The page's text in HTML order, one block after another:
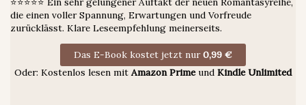
die einen voller Spannung, Erwartungen und Vorfreude
zurücklässt. Klare Leseempfehlung meinerseits.
Das E-Book kostet jetzt nur0,99 €
Oder: Kostenlos lesen mit Amazon Primeund Kindle Unlimited